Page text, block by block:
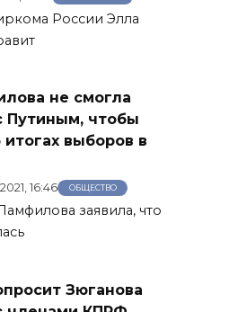
России Элла
не смогла
Путиным, чтобы
итогах выборов в
16:46 ОБЩЕСТВО
заявила, что
Зюганова